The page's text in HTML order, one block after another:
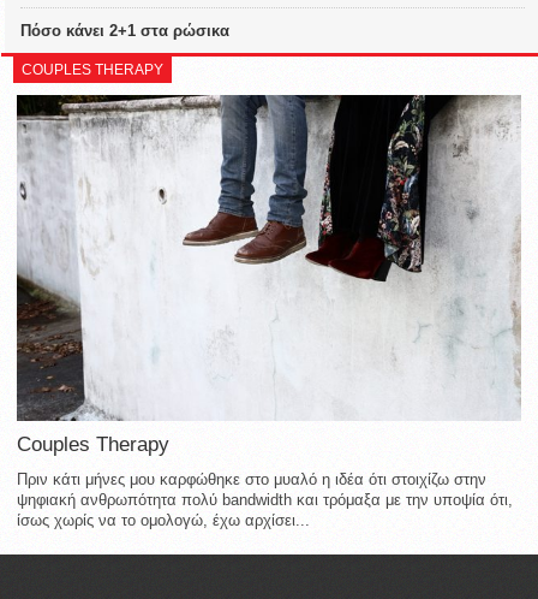
Πόσο κάνει 2+1 στα ρώσικα
COUPLES THERAPY
Couples Therapy
Πριν κάτι μήνες μου καρφώθηκε στο μυαλό η ιδέα ότι στοιχίζω στην
ψηφιακή ανθρωπότητα πολύ bandwidth και τρόμαξα με την υποψία ότι,
ίσως χωρίς να το ομολογώ, έχω αρχίσει...